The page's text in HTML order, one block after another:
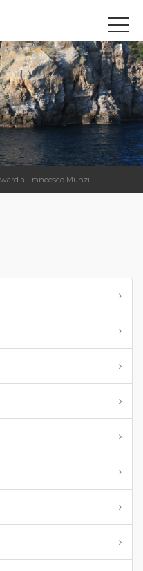
a Francesco Munzi